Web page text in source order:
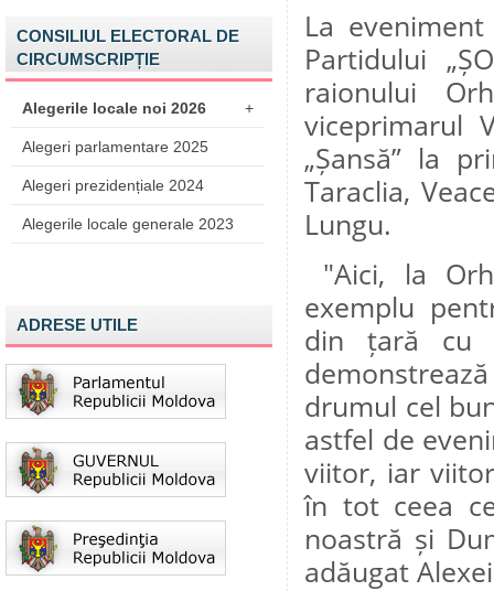
CONSILIUL ELECTORAL DE
CIRCUMSCRIPȚIE
Alegerile locale noi 2026 +
Alegeri parlamentare 2025
Alegeri prezidențiale 2024
Alegerile locale generale 2023
ADRESE UTILE
La
Partidului
raionului
viceprimarul
„Șansă” la
Taraclia,
Lungu.
"Aici, la
exemplu
din țară cu
drumul cel
astfel de
viitor, iar
în tot ceea
noastră și
adăugat